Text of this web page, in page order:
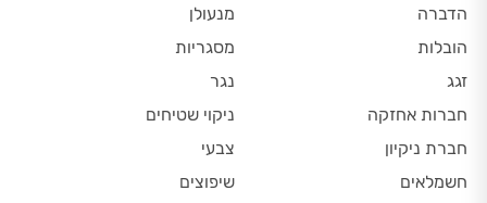
הדברה
הובלות
זגג
חברות אחזקה
חברת ניקיון
חשמלאים
מנעולן
מסגריות
נגר
ניקוי שטיחים
צבעי
שיפוצים